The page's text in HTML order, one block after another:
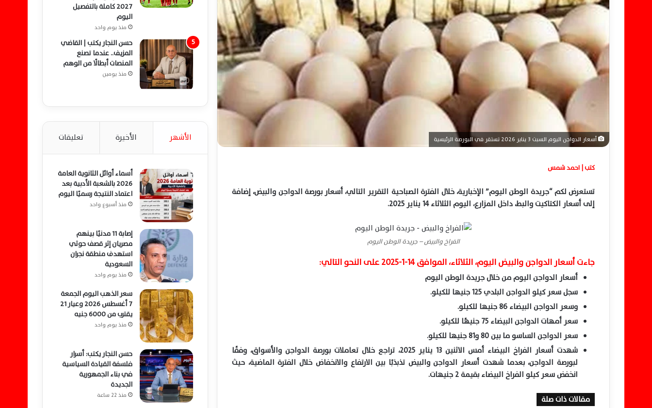
ا
إ
ر
ن
ي
أسعار الدواجن اليوم السبت 3 يناير 2026 تستقر في البورصة الرئيسية
كتب | احمد شمس
تستعرض لكم “جريدة الوطن اليوم” الإخبارية، خلال الفترة الصباحية التقرير التالي، أسعار بورصة الدواجن والبيض، إضافة
إلى أسعار الكتاكيت والبط، داخل المزارع، اليوم الثلاثاء 14 يناير 2025.
الفراخ والبيض – جريدة الوطن اليوم
جاءت أسعار الدواجن والبيض اليوم، الثلاثاء، الموافق 14-1-2025 على النحو التالي:
أسعار الدواجن اليوم من خلال جريدة الوطن اليوم
سجل سعر كيلو الدواجن البلدي 125 جنيها للكيلو.
وسعر الدواجن البيضاء 86 جنيها للكيلو.
سعر أمهات الدواجن البيضاء 75 جنيهًا للكيلو.
سعر الدواجن الساسو ما بين 80 و81 جنيها للكيلو.
شهدت أسعار الفراخ البيضاء أمس
الاثنين 13 يناير 2025، تراجع خلال تعاملات بورصة الدواجن والأسواق، وفقًا
لبورصة الدواجن، بعدما شهدت أسعار الدواجن والبيض تذبذبًا بين الارتفاع والانخفاض خلال الفترة الماضية، حيث
انخفض سعر كيلو الفراخ البيضاء بقيمة 2 جنيهات.
مقالات ذات صلة
2027 كاملة بالتفصيل
اليوم
منذ يوم واحد
حسن النجار يكتب | القاضي
المزيف.. عندما تصنع
المنصات أبطالًا من الوهم
منذ يومين
الأشهر الأخيرة تعليقات
أسماء أوائل الثانوية العامة
2026 بالشعبة الأدبية بعد
اعتماد النتيجة رسميًا اليوم
منذ أسبوع واحد
إصابة 11 مدنيًا بينهم
مصريان إثر قصف حوثي
استهدف منطقة نجران
السعودية
منذ يوم واحد
سعر الذهب اليوم الجمعة
7 أغسطس 2026 وعيار 21
يقترب من 6000 جنيه
منذ يوم واحد
حسن النجار يكتب: أسرار
فلسفة القيادة السياسية
في بناء الجمهورية
الجديدة
منذ 22 ساعة